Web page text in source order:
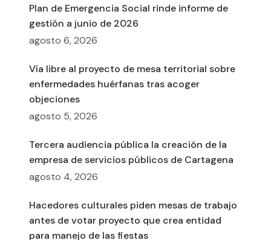
Plan de Emergencia Social rinde informe de
gestión a junio de 2026
agosto 6, 2026
Vía libre al proyecto de mesa territorial sobre
enfermedades huérfanas tras acoger
objeciones
agosto 5, 2026
Tercera audiencia pública la creación de la
empresa de servicios públicos de Cartagena
agosto 4, 2026
Hacedores culturales piden mesas de trabajo
antes de votar proyecto que crea entidad
para manejo de las fiestas